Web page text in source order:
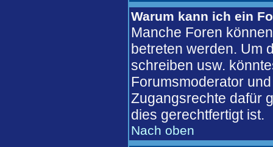
Warum kann ich ein
Manche Foren
betreten werden. Um
schreiben usw.
Forumsmoderator
Zugangsrechte dafür
dies gerechtfertigt ist.
Nach oben